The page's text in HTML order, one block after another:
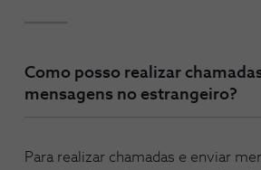
Como posso realizar
mensagens no estrangeiro?
Para realizar chamadas e enviar